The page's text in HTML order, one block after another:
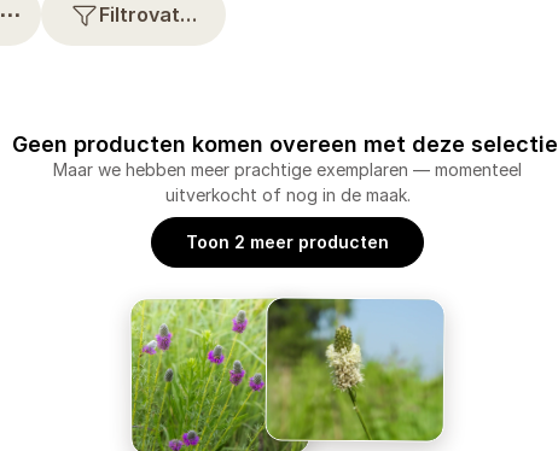
⋯ Filtrovat…
Geen producten komen overeen met deze
Maar we hebben meer prachtige exemplaren — momenteel
uitverkocht of nog in de maak.
Toon 2 meer producten